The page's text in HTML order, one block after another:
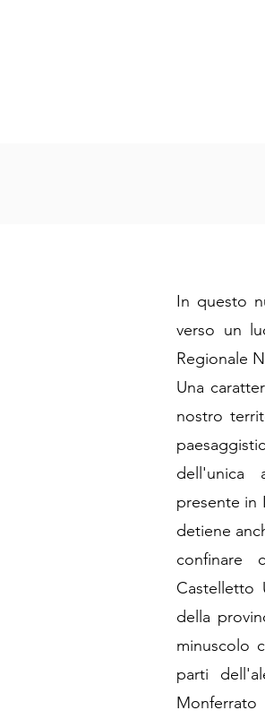
In questo
verso un
Regionale
Una
nostro
dell'unica
presente in
detiene
confinare
Castelletto
della
minuscolo
parti